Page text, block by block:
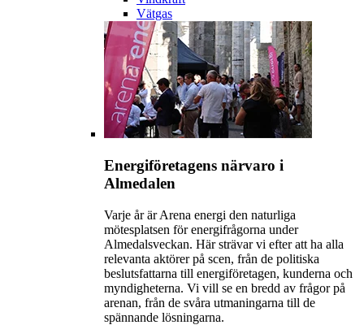
Vätgas
Energiföretagens närvaro i
Almedalen
Varje år är Arena energi den naturliga
mötesplatsen för energifrågorna under
Almedalsveckan. Här strävar vi efter att ha alla
relevanta aktörer på scen, från de politiska
beslutsfattarna till energiföretagen, kunderna och
myndigheterna. Vi vill se en bredd av frågor på
arenan, från de svåra utmaningarna till de
spännande lösningarna.